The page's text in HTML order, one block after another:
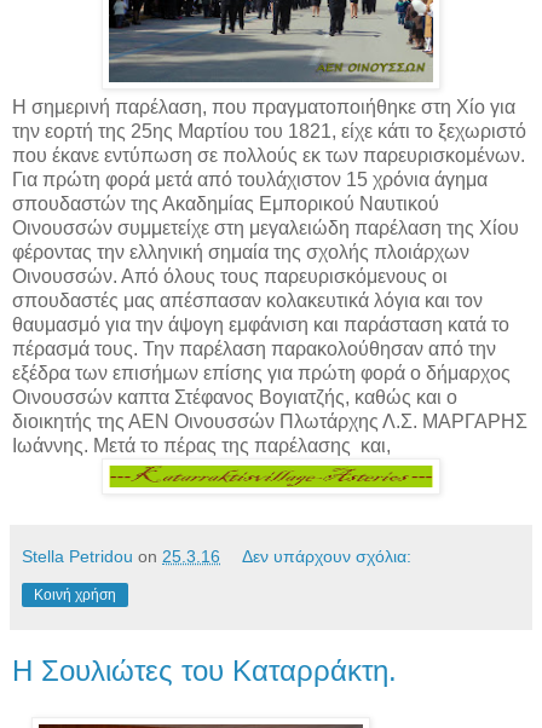
Η σημερινή παρέλαση, που πραγματοποιήθηκε στη Χίο για
την εορτή της 25ης Μαρτίου του 1821, είχε κάτι το ξεχωριστό
που έκανε εντύπωση σε πολλούς εκ των παρευρισκομένων.
Για πρώτη φορά μετά από τουλάχιστον 15 χρόνια άγημα
σπουδαστών της Ακαδημίας Εμπορικού Ναυτικού
Οινουσσών συμμετείχε στη μεγαλειώδη παρέλαση της Χίου
φέροντας την ελληνική σημαία της σχολής πλοιάρχων
Οινουσσών. Από όλους τους παρευρισκόμενους οι
σπουδαστές μας απέσπασαν κολακευτικά λόγια και τον
θαυμασμό για την άψογη εμφάνιση και παράσταση κατά το
πέρασμά τους. Την παρέλαση παρακολούθησαν από την
εξέδρα των επισήμων επίσης για πρώτη φορά ο δήμαρχος
Οινουσσών καπτα Στέφανος Βογιατζής, καθώς και ο
διοικητής της ΑΕΝ Οινουσσών Πλωτάρχης Λ.Σ. ΜΑΡΓΑΡΗΣ
Ιωάννης. Μετά το πέρας της παρέλασης και,
Stella Petridou on 25.3.16 Δεν υπάρχουν σχόλια:
Κοινή χρήση
Η Σουλιώτες του Καταρράκτη.